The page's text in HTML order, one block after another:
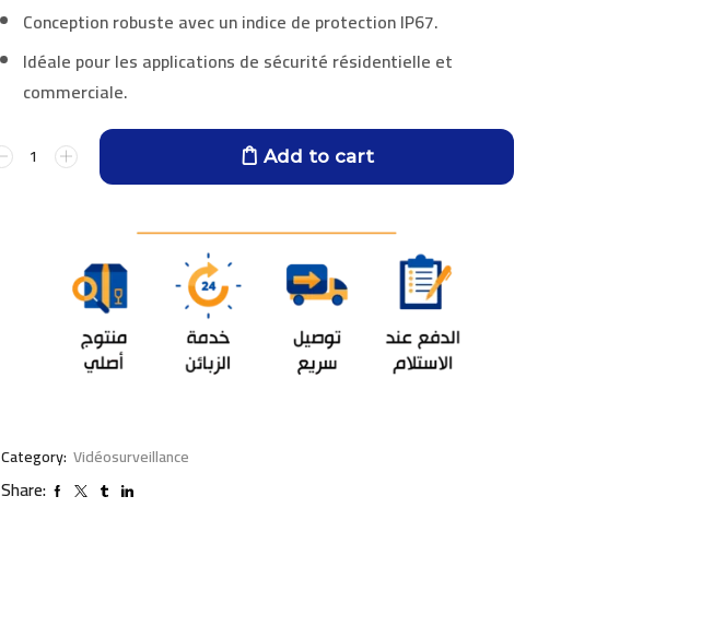
Conception robuste avec un indice de protection IP67.
Idéale pour les applications de sécurité résidentielle et
commerciale.
Add to cart
Category: Vidéosurveillance
Share: